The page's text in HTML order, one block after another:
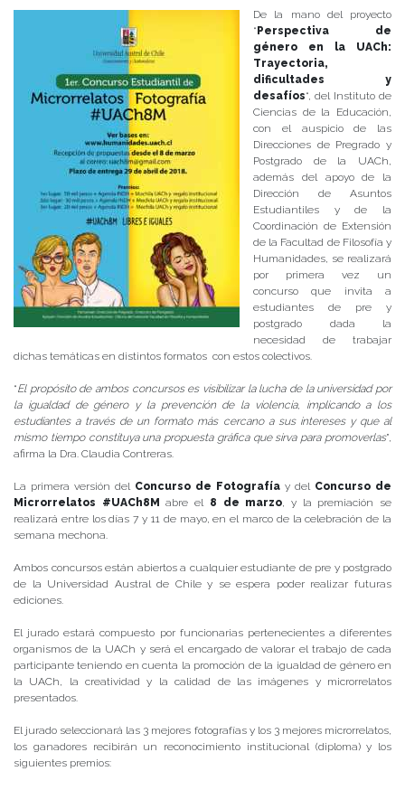
De la mano del proyecto
“Perspectiva de
género en la UACh:
Trayectoria,
dificultades y
desafíos“, del Instituto de
Ciencias de la Educación,
con el auspicio de las
Direcciones de Pregrado y
Postgrado de la UACh,
además del apoyo de la
Dirección de Asuntos
Estudiantiles y de la
Coordinación de Extensión
de la Facultad de Filosofía y
Humanidades, se realizará
por primera vez un
concurso que invita a
estudiantes de pre y
postgrado dada la
necesidad de trabajar
dichas temáticas en distintos formatos con estos colectivos.
“El propósito de ambos concursos es visibilizar la lucha de la universidad por
la igualdad de género y la prevención de la violencia, implicando a los
estudiantes a través de un formato más cercano a sus intereses y que al
mismo tiempo constituya una propuesta gráfica que sirva para promoverlas”,
afirma la Dra. Claudia Contreras.
La primera versión del Concurso de Fotografía y del Concurso de
Microrrelatos #UACh8M abre el 8 de marzo, y la premiación se
realizará entre los días 7 y 11 de mayo, en el marco de la celebración de la
semana mechona.
Ambos concursos están abiertos a cualquier estudiante de pre y postgrado
de la Universidad Austral de Chile y se espera poder realizar futuras
ediciones.
El jurado estará compuesto por funcionarias pertenecientes a diferentes
organismos de la UACh y será el encargado de valorar el trabajo de cada
participante teniendo en cuenta la promoción de la igualdad de género en
la UACh, la creatividad y la calidad de las imágenes y microrrelatos
presentados.
El jurado seleccionará las 3 mejores fotografías y los 3 mejores microrrelatos,
los ganadores recibirán un reconocimiento institucional (diploma) y los
siguientes premios: